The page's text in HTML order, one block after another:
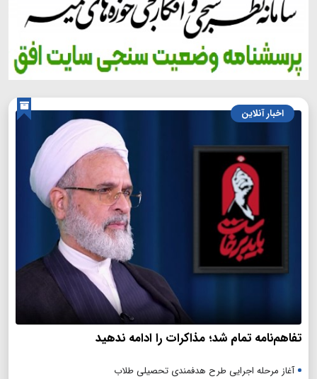
اخبار آنلاین
تفاهم‌نامه تمام شد؛ مذاکرات را ادامه ندهید
آغاز مرحله اجرایی طرح هدفمندی تحصیلی طلاب